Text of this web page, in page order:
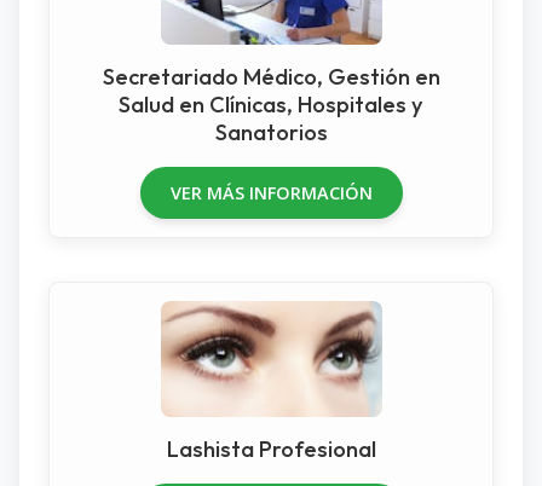
Secretariado Médico, Gestión en
Salud en Clínicas, Hospitales y
Sanatorios
VER MÁS INFORMACIÓN
Lashista Profesional